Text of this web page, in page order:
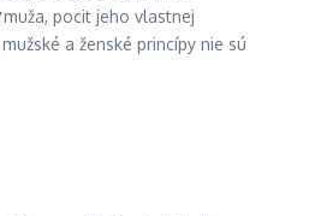
pocit jeho vlastnej
a ženské princípy nie sú